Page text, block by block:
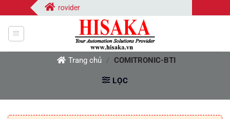
qua
nội
dung
Solutions Provider
Trang chủ / COMITRONIC-BTI
LỌC